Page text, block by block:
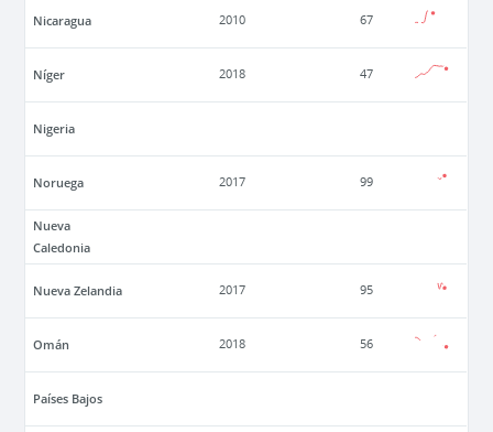
Nicaragua 2010 67
Níger 2018 47
Nigeria
Noruega 2017 99
Nueva
Caledonia
Nueva Zelandia 2017 95
Omán 2018 56
Países Bajos